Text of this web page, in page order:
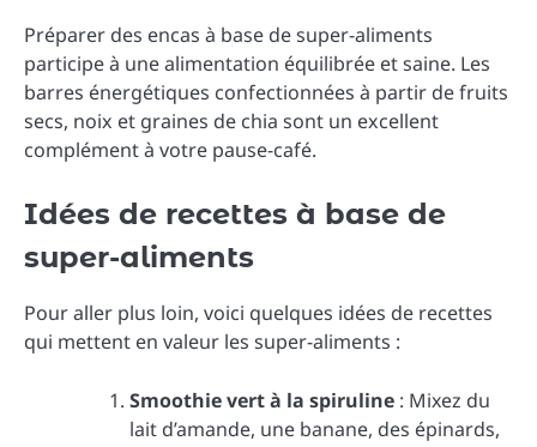
Préparer des encas à base de super-aliments
participe à une alimentation équilibrée et saine. Les
barres énergétiques confectionnées à partir de fruits
secs, noix et graines de chia sont un excellent
complément à votre pause-café.
Idées de recettes à base de
super-aliments
Pour aller plus loin, voici quelques idées de recettes
qui mettent en valeur les super-aliments :
Smoothie vert à la spiruline : Mixez du
lait d’amande, une banane, des épinards,